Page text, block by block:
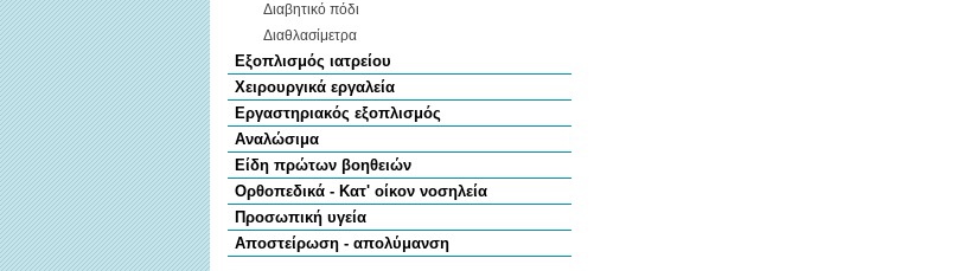
Διαβητικό πόδι
Διαθλασίμετρα
Εξοπλισμός ιατρείου
Χειρουργικά εργαλεία
Εργαστηριακός εξοπλισμός
Αναλώσιμα
Είδη πρώτων βοηθειών
Ορθοπεδικά - Κατ' οίκον νοσηλεία
Προσωπική υγεία
Αποστείρωση - απολύμανση